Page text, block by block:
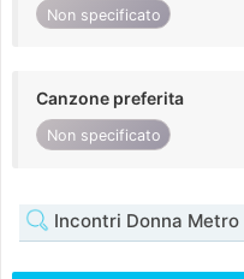
Non specificato
Canzone preferita
Non specificato
Incontri Donna Metro